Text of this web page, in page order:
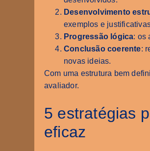
Desenvolvimento
exemplos e
Progressão lógica: os
Conclusão coerente:
novas ideias.
Com uma estrutura bem
avaliador.
5 estratégias
eficaz